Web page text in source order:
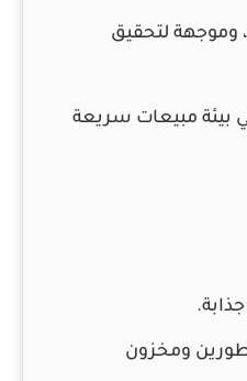
وموجهة لتحقيق
بيئة مبيعات سريعة
ومخزون